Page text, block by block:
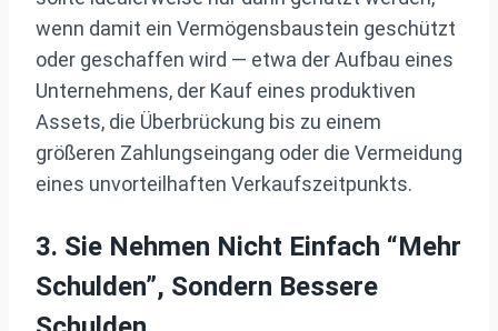
wenn damit ein Vermögensbaustein geschützt
oder geschaffen wird — etwa der Aufbau eines
Unternehmens, der Kauf eines produktiven
Assets, die Überbrückung bis zu einem
größeren Zahlungseingang oder die Vermeidung
eines unvorteilhaften Verkaufszeitpunkts.
3. Sie Nehmen Nicht Einfach “mehr
Schulden”, Sondern Bessere